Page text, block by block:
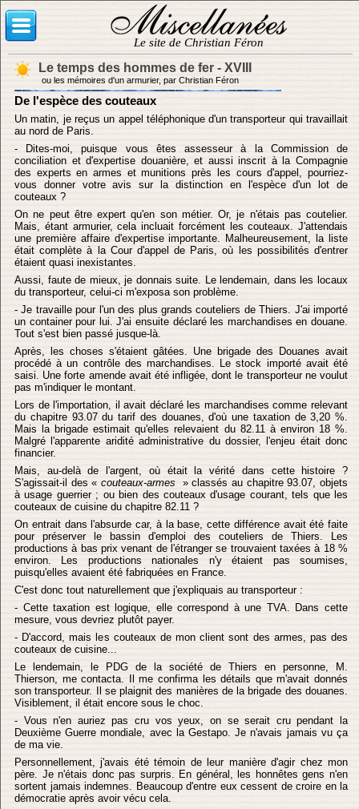
Le site de Christian Féron
Le temps des hommes de fer - XVIII
ou les mémoires d'un armurier, par Christian Féron
De l'espèce des couteaux
Un matin, je reçus un appel téléphonique d'un transporteur qui travaillait
au nord de Paris.
- Dites-moi, puisque vous êtes assesseur à la Commission de
conciliation et d'expertise douanière, et aussi inscrit à la Compagnie
des experts en armes et munitions près les cours d'appel, pourriez-
vous donner votre avis sur la distinction en l'espèce d'un lot de
couteaux ?
On ne peut être expert qu'en son métier. Or, je n'étais pas coutelier.
Mais, étant armurier, cela incluait forcément les couteaux. J'attendais
une première affaire d'expertise importante. Malheureusement, la liste
était complète à la Cour d'appel de Paris, où les possibilités d'entrer
étaient quasi inexistantes.
Aussi, faute de mieux, je donnais suite. Le lendemain, dans les locaux
du transporteur, celui-ci m'exposa son problème.
- Je travaille pour l'un des plus grands couteliers de Thiers. J'ai importé
un container pour lui. J'ai ensuite déclaré les marchandises en douane.
Tout s'est bien passé jusque-là.
Après, les choses s'étaient gâtées. Une brigade des Douanes avait
procédé à un contrôle des marchandises. Le stock importé avait été
saisi. Une forte amende avait été infligée, dont le transporteur ne voulut
pas m'indiquer le montant.
Lors de l'importation, il avait déclaré les marchandises comme relevant
du chapitre 93.07 du tarif des douanes, d'où une taxation de 3,20 %.
Mais la brigade estimait qu'elles relevaient du 82.11 à environ 18 %.
Malgré l'apparente aridité administrative du dossier, l'enjeu était donc
financier.
Mais, au-delà de l'argent, où était la vérité dans cette histoire ?
S'agissait-il des « couteaux-armes » classés au chapitre 93.07, objets
à usage guerrier ; ou bien des couteaux d'usage courant, tels que les
couteaux de cuisine du chapitre 82.11 ?
On entrait dans l'absurde car, à la base, cette différence avait été faite
pour préserver le bassin d'emploi des couteliers de Thiers. Les
productions à bas prix venant de l'étranger se trouvaient taxées à 18 %
environ. Les productions nationales n'y étaient pas soumises,
puisqu'elles avaient été fabriquées en France.
C'est donc tout naturellement que j'expliquais au transporteur :
- Cette taxation est logique, elle correspond à une TVA. Dans cette
mesure, vous devriez plutôt payer.
- D'accord, mais les couteaux de mon client sont des armes, pas des
couteaux de cuisine...
Le lendemain, le PDG de la société de Thiers en personne, M.
Thierson, me contacta. Il me confirma les détails que m'avait donnés
son transporteur. Il se plaignit des manières de la brigade des douanes.
Visiblement, il était encore sous le choc.
- Vous n'en auriez pas cru vos yeux, on se serait cru pendant la
Deuxième Guerre mondiale, avec la Gestapo. Je n'avais jamais vu ça
de ma vie.
Personnellement, j'avais été témoin de leur manière d'agir chez mon
père. Je n'étais donc pas surpris. En général, les honnêtes gens n'en
sortent jamais indemnes. Beaucoup d'entre eux cessent de croire en la
démocratie après avoir vécu cela.